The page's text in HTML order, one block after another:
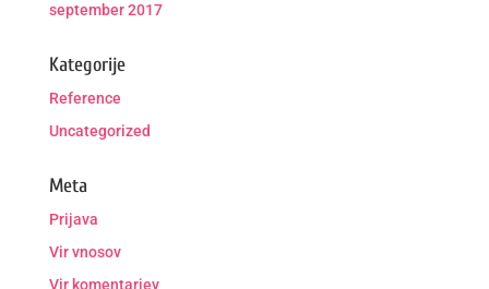
september 2017
Kategorije
Reference
Uncategorized
Meta
Prijava
Vir vnosov
Vir komentarjev